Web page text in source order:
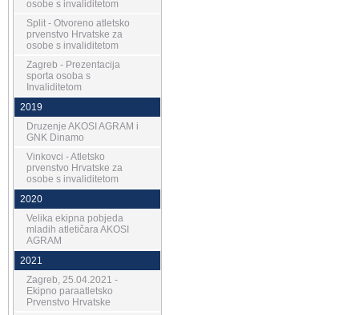
osobe s invaliditetom
Split - Otvoreno atletsko
prvenstvo Hrvatske za
osobe s invaliditetom
Zagreb - Prezentacija
sporta osoba s
Invaliditetom
2019
Druzenje AKOSI AGRAM i
GNK Dinamo
Vinkovci - Atletsko
prvenstvo Hrvatske za
osobe s invaliditetom
2020
Velika ekipna pobjeda
mladih atletičara AKOSI
AGRAM
2021
Zagreb, 25.04.2021 -
Ekipno paraatletsko
Prvenstvo Hrvatske